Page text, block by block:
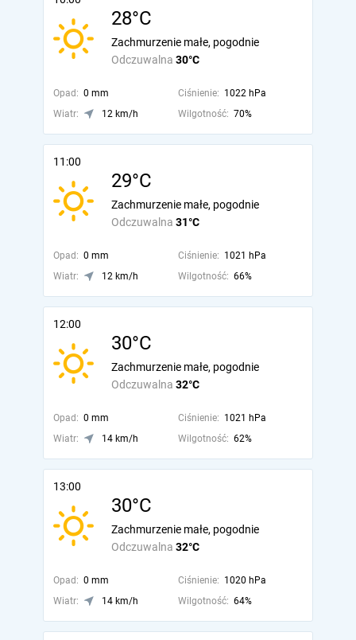
28°C
Odczuwalna 30°C
Zachmurzenie małe, pogodnie
Opad: 0 mm Ciśnienie: 1022 hPa
Wiatr:
12 km/h Wilgotność: 70%
11:00
29°C
Odczuwalna 31°C
Zachmurzenie małe, pogodnie
Opad: 0 mm Ciśnienie: 1021 hPa
Wiatr:
12 km/h Wilgotność: 66%
12:00
30°C
Odczuwalna 32°C
Zachmurzenie małe, pogodnie
Opad: 0 mm Ciśnienie: 1021 hPa
Wiatr:
14 km/h Wilgotność: 62%
13:00
30°C
Odczuwalna 32°C
Zachmurzenie małe, pogodnie
Opad: 0 mm Ciśnienie: 1020 hPa
Wiatr:
14 km/h Wilgotność: 64%